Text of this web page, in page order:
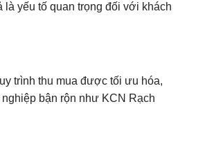
yếu tố quan trọng đối với khách
trình thu mua được tối ưu hóa,
bận rộn như KCN Rạch